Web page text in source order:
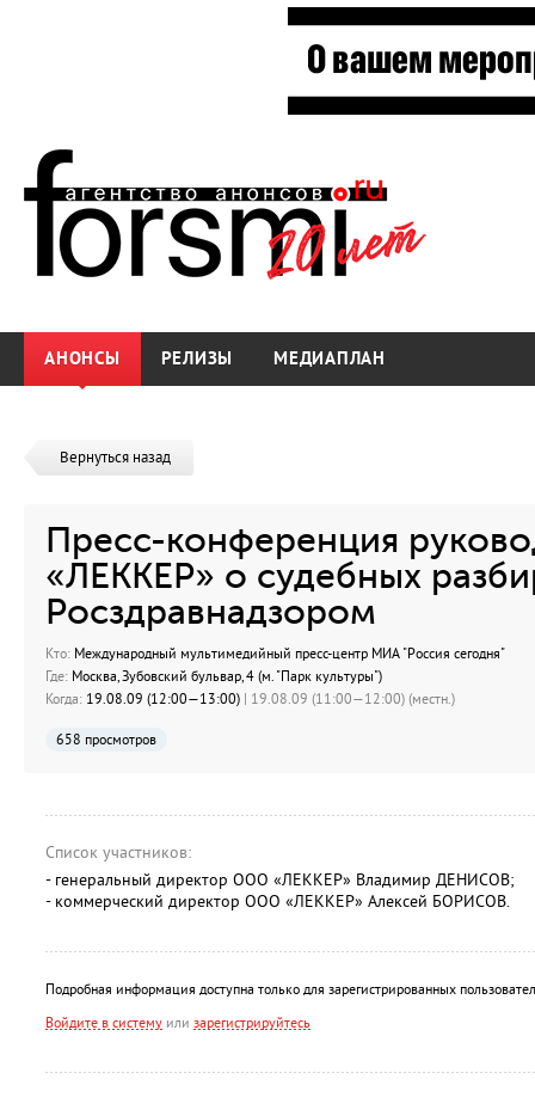
АНОНСЫ РЕЛИЗЫ МЕДИАПЛАН
Вернуться назад
Пресс-конференция
«ЛЕККЕР» о судебных
Росздравнадзором
Кто: Международный мультимедийный пресс-центр МИА "Россия сегодня"
Где: Москва, Зубовский бульвар, 4 (м. "Парк культуры")
Когда: 19.08.09 (12:00—13:00) | 19.08.09 (11:00—12:00) (местн.)
658 просмотров
Список участников:
- генеральный директор ООО «ЛЕККЕР» Владимир ДЕНИСОВ;
- коммерческий директор ООО «ЛЕККЕР» Алексей БОРИСОВ.
Подробная информация доступна только для зарегистрированных
Войдите в систему или зарегистрируйтесь